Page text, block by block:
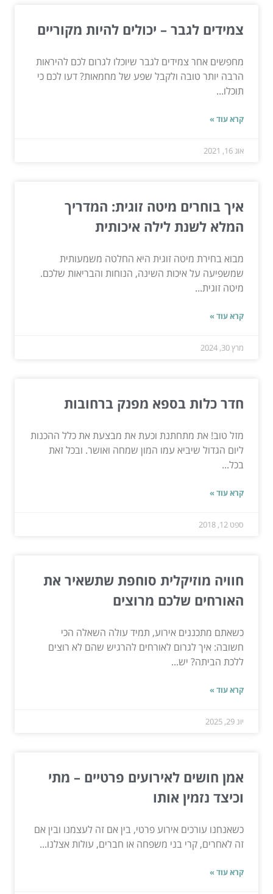
צמידים לגבר – יכולים להיות מקוריים
מחפשים אחר צמידים לגבר שיוכלו לגרום לכם להיראות
הרבה יותר טובה ולקבל שפע של מחמאות? דעו לכם כי
תוכלו...
קרא עוד »
אוג 16, 2021
איך בוחרים מיטה זוגית: המדריך
המלא לשנת לילה איכותית
מבוא בחירת מיטה זוגית היא החלטה משמעותית
שמשפיעה על איכות השינה, הנוחות והבריאות שלכם.
מיטה זוגית...
קרא עוד »
מרץ 30, 2024
חדר כלות בספא מפנק ברחובות
מזל טוב! את מתחתנת וכעת את מבצעת את כלל ההכנות
ליום הגדול שיביא עמו המון שמחה ואושר. ובכל זאת
בכל...
קרא עוד »
ספט 12, 2018
חוויה מוזיקלית סוחפת שתשאיר את
האורחים שלכם מרוצים
כשאתם מתכננים אירוע, תמיד עולה השאלה הכי
חשובה: איך לגרום לאורחים להרגיש שהם לא רוצים
ללכת הביתה? יש...
קרא עוד »
יונ 29, 2025
אמן חושים לאירועים פרטיים – מתי
וכיצד נזמין אותו
כשאנחנו עורכים אירוע פרטי, בין אם זה לעצמנו ובין אם
זה לאחרים, קרי בני משפחה או חברים, עולות אצלנו...
קרא עוד »